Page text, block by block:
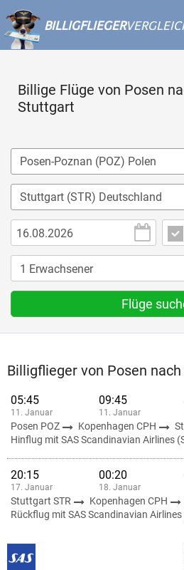
BILLIGFLIEGER
Billige Flüge von Posen
Stuttgart
Flüge
Billigflieger von Posen
05:45
11. Januar
09:45
11. Januar
Posen POZ Kopenhagen CPH
Hinflug mit SAS Scandinavian Airlines
20:15
17. Januar
00:20
18. Januar
Stuttgart STR Kopenhagen CPH
Rückflug mit SAS Scandinavian